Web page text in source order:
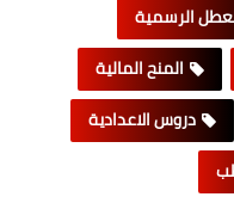
الرسمية
المنح المالية
دروس الاعدادية